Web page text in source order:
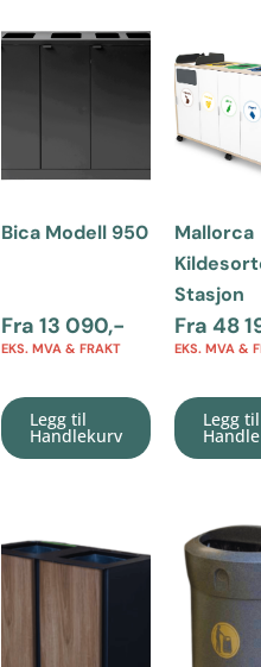
Bica Modell 950
Fra 13 090,-
EKS. MVA & FRAKT
Legg til
Handlekurv
Mallorca
Stasjon
Fra 48
EKS. MVA &
Legg til